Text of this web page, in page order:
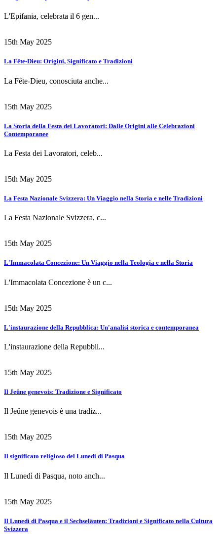
L'Epifania, celebrata il 6 gen...
15th May 2025
La Fête-Dieu: Origini, Significato e Tradizioni
La Fête-Dieu, conosciuta anche...
15th May 2025
La Storia della Festa dei Lavoratori: Dalle Origini alle Celebrazioni
Contemporanee
La Festa dei Lavoratori, celeb...
15th May 2025
La Festa Nazionale Svizzera: Un Viaggio nella Storia e nelle Tradizioni
La Festa Nazionale Svizzera, c...
15th May 2025
L'Immacolata Concezione: Un Viaggio nella Teologia e nella Storia
L'Immacolata Concezione è un c...
15th May 2025
L'instaurazione della Repubblica: Un'analisi storica e contemporanea
L'instaurazione della Repubbli...
15th May 2025
Il Jeûne genevois: Tradizione e Significato
Il Jeûne genevois è una tradiz...
15th May 2025
Il significato religioso del Lunedì di Pasqua
Il Lunedì di Pasqua, noto anch...
15th May 2025
Il Lunedì di Pasqua e il Sechseläuten: Tradizioni e Significato nella Cultura
Svizzera